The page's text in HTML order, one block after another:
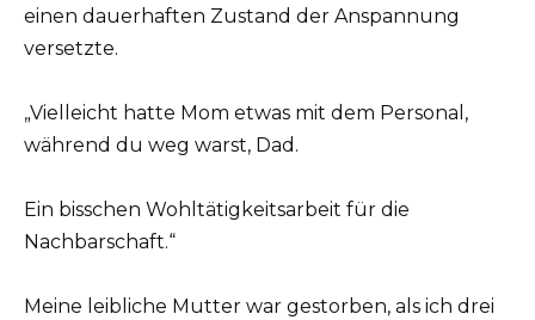
einen dauerhaften Zustand der Anspannung
versetzte.
„Vielleicht hatte Mom etwas mit dem Personal,
während du weg warst, Dad.
Ein bisschen Wohltätigkeitsarbeit für die
Nachbarschaft.“
Meine leibliche Mutter war gestorben, als ich drei